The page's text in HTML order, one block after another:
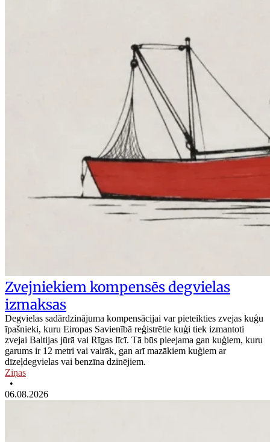
Zvejniekiem kompensēs degvielas
izmaksas
Degvielas sadārdzinājuma kompensācijai var pieteikties zvejas kuģu
īpašnieki, kuru Eiropas Savienībā reģistrētie kuģi tiek izmantoti
zvejai Baltijas jūrā vai Rīgas līcī. Tā būs pieejama gan kuģiem, kuru
garums ir 12 metri vai vairāk, gan arī mazākiem kuģiem ar
dīzeļdegvielas vai benzīna dzinējiem.
Ziņas
•
06.08.2026